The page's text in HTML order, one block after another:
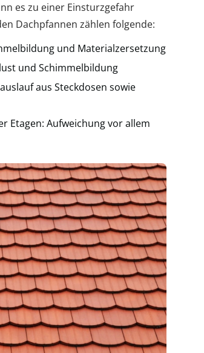
es zu einer Einsturzgefahr
Dachpfannen zählen folgende:
und Materialzersetzung
und Schimmelbildung
aus Steckdosen sowie
Etagen: Aufweichung vor allem